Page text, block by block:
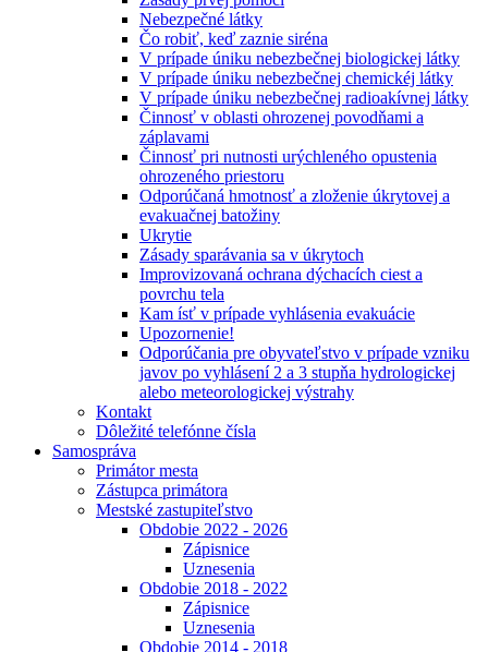
Nebezpečné látky
Čo robiť, keď zaznie siréna
V prípade úniku nebezbečnej biologickej látky
V prípade úniku nebezbečnej chemickéj látky
V prípade úniku nebezbečnej radioakívnej látky
Činnosť v oblasti ohrozenej povodňami a
záplavami
Činnosť pri nutnosti urýchleného opustenia
ohrozeného priestoru
Odporúčaná hmotnosť a zloženie úkrytovej a
evakuačnej batožiny
Ukrytie
Zásady sparávania sa v úkrytoch
Improvizovaná ochrana dýchacích ciest a
povrchu tela
Kam ísť v prípade vyhlásenia evakuácie
Upozornenie!
Odporúčania pre obyvateľstvo v prípade vzniku
javov po vyhlásení 2 a 3 stupňa hydrologickej
alebo meteorologickej výstrahy
Kontakt
Dôležité telefónne čísla
Samospráva
Primátor mesta
Zástupca primátora
Mestské zastupiteľstvo
Obdobie 2022 - 2026
Zápisnice
Uznesenia
Obdobie 2018 - 2022
Zápisnice
Uznesenia
Obdobie 2014 - 2018